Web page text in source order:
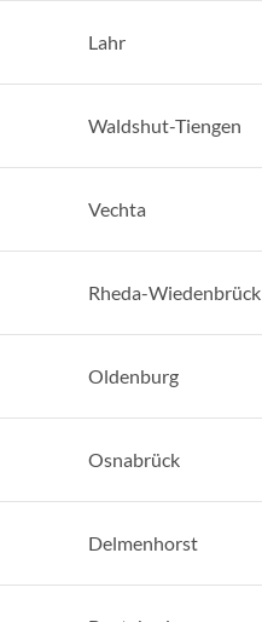
Lahr
Waldshut-Tiengen
Vechta
Rheda-Wiedenbrück
Oldenburg
Osnabrück
Delmenhorst